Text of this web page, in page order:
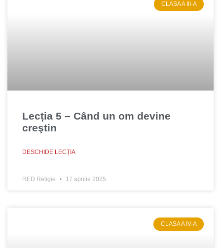
CLASA A III-A
Lecția 5 – Când un om devine
creştin
DESCHIDE LECȚIA
RED Religie 17 aprilie 2025
CLASA A IV-A